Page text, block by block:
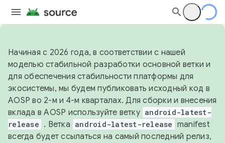
Начиная с 2026 года, в соответствии с нашей
моделью стабильной разработки основной ветки и
для обеспечения стабильности платформы для
экосистемы, мы будем публиковать исходный код в
AOSP во 2-м и 4-м кварталах. Для сборки и внесения
вклада в AOSP используйте ветку android-latest-
release . Ветка android-latest-release manifest
всегда будет ссылаться на самый последний релиз,